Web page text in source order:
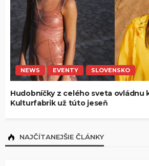
NEWS EVENTY SLOVENSKO
Hudobníčky z celého sveta ovládnu
Kulturfabrik už túto jeseň
NAJČÍTANEJŠIE ČLÁNKY